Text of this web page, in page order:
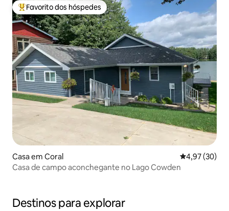
Favoritos dos hóspedes mais apreciados
Favorito dos hóspedes
Casa em Coral Classificação
4,97 (30)
Casa de campo aconchegante no Lago Cowden
Destinos para explorar